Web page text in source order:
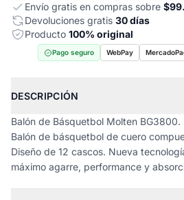
Envío gratis en compras sobre
Devoluciones gratis 30 días
Producto 100% original
Pago seguro WebPay
DESCRIPCIÓN
Balón de Básquetbol Molten BG3800.
Balón de básquetbol de cuero
Diseño de 12 cascos. Nueva
máximo agarre, performance y